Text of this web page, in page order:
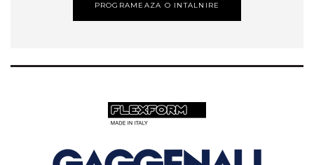
PROGRAMEAZA O INTALNIRE